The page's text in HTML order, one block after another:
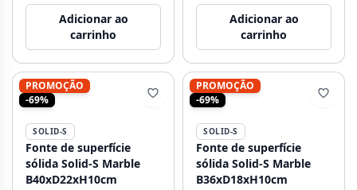
Adicionar ao
carrinho
Adicionar ao
carrinho
PROMOÇÃO
-69%
SOLID-S
Fonte de superfície
sólida Solid-S Marble
B40xD22xH10cm
PROMOÇÃO
-69%
SOLID-S
Fonte de superfície
sólida Solid-S Marble
B36xD18xH10cm